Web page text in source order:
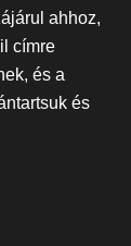
ahhoz,
címre
és a
és